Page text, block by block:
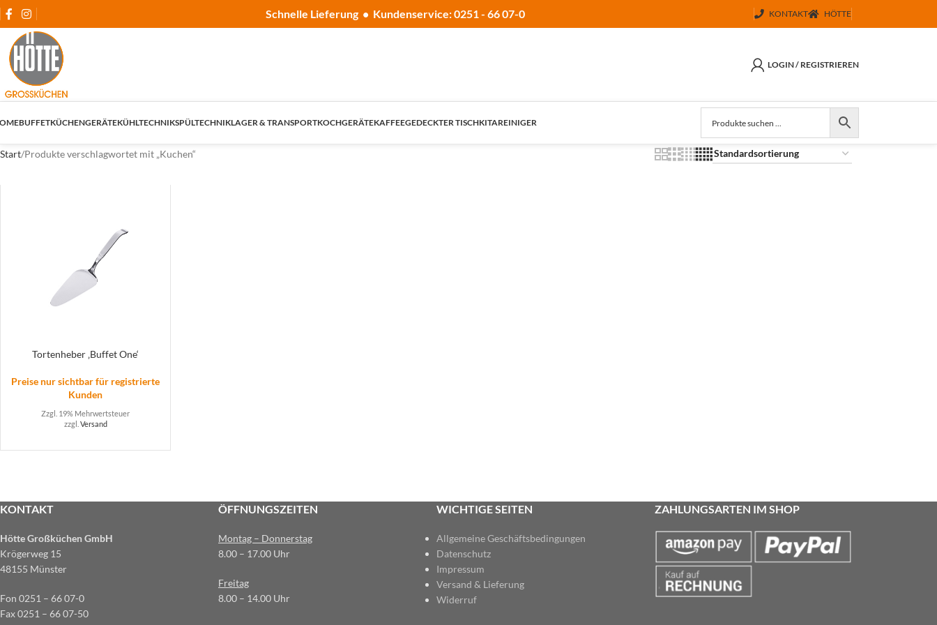
Schnelle Lieferung • Kundenservice: 0251 - 66 07-0 KONTAKT HÖTTE
LOGIN / REGISTRIEREN
BUFFETKÜCHENGERÄTEKÜHLTECHNIKSPÜLTECHNIKLAGER & TRANSPORTKOCHGERÄTEKAFFEEGEDECKTER TISCHKITAREINIGER
Start Produkte verschlagwortet mit „Kuchen“
Tortenheber ‚Buffet One‘
Preise nur sichtbar für registrierte
Kunden
Zzgl. 19% Mehrwertsteuer
zzgl. Versand
KONTAKT
Hötte Großküchen GmbH
Krögerweg 15
48155 Münster
Fon 0251 – 66 07-0
Fax 0251 – 66 07-50
ÖFFNUNGSZEITEN
Montag – Donnerstag
8.00 – 17.00 Uhr
Freitag
8.00 – 14.00 Uhr
WICHTIGE SEITEN
Allgemeine Geschäftsbedingungen
Datenschutz
Impressum
Versand & Lieferung
Widerruf
ZAHLUNGSARTEN IM SHOP